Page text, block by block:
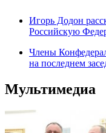
Игорь Додон
Российскую
Члены
на последнем
Мультимедиа